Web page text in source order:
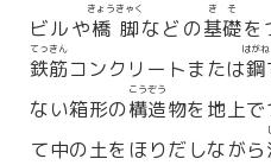
ビルや橋脚
きょうきゃく
などの基礎
きそ
を
鉄筋
てっきん
コンクリートまたは鋼
はがね
ない箱形の構造
こうぞう
物を地上
て中の土をほりだしながら